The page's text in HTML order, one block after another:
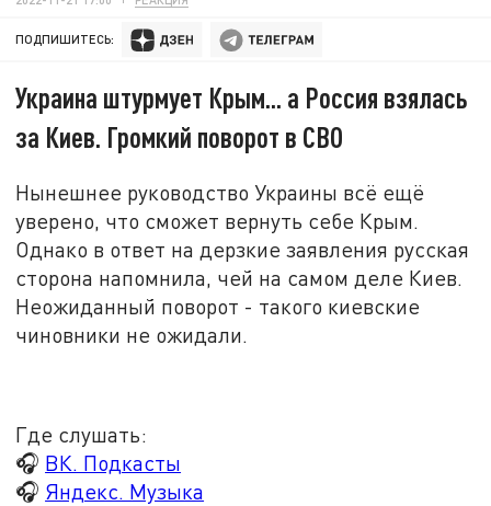
ПОДПИШИТЕСЬ:
Украина штурмует Крым... а Россия взялась
за Киев. Громкий поворот в СВО
Нынешнее руководство Украины всё ещё
уверено, что сможет вернуть себе Крым.
Однако в ответ на дерзкие заявления русская
сторона напомнила, чей на самом деле Киев.
Неожиданный поворот - такого киевские
чиновники не ожидали.
Где слушать:
🎧 ВК. Подкасты
🎧 Яндекс. Музыка